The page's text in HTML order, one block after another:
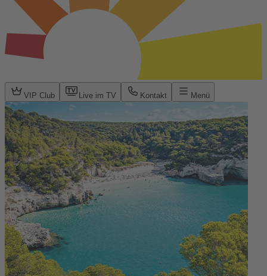
VIP Club Live im TV Kontakt Menü